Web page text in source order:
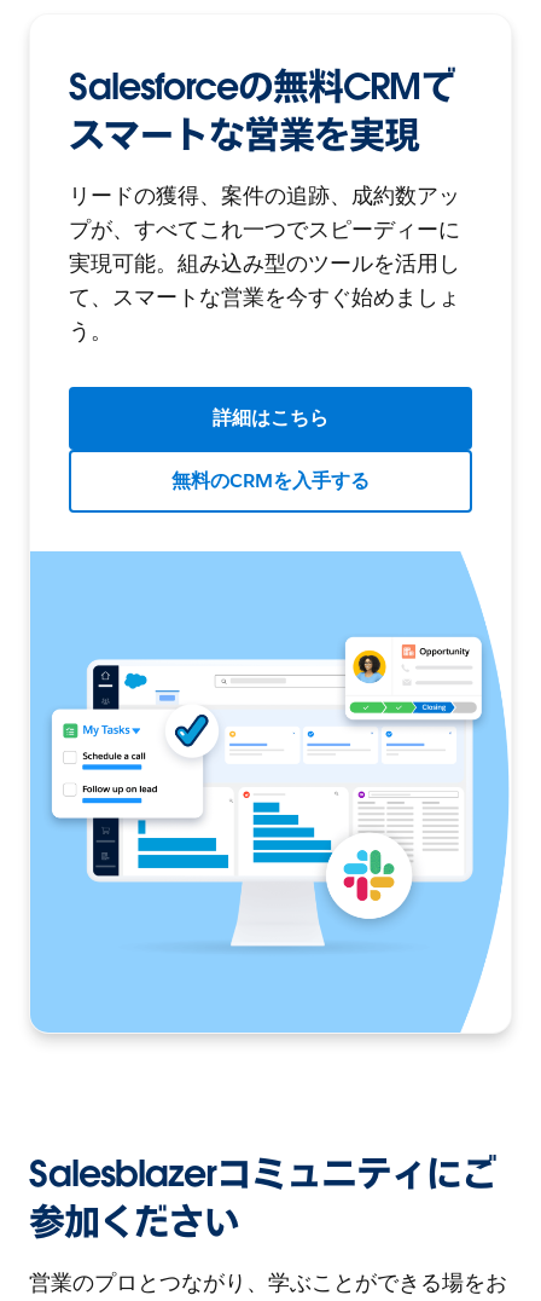
Salesforceの無料CRMで
スマートな営業を実現
リードの獲得、案件の追跡、成約数アッ
プが、すべてこれ一つでスピーディーに
実現可能。組み込み型のツールを活用し
て、スマートな営業を今すぐ始めましょ
う。
詳細はこちら
無料のCRMを入手する
Salesblazerコミュニティにご
参加ください
営業のプロとつながり、学ぶことができる場をお